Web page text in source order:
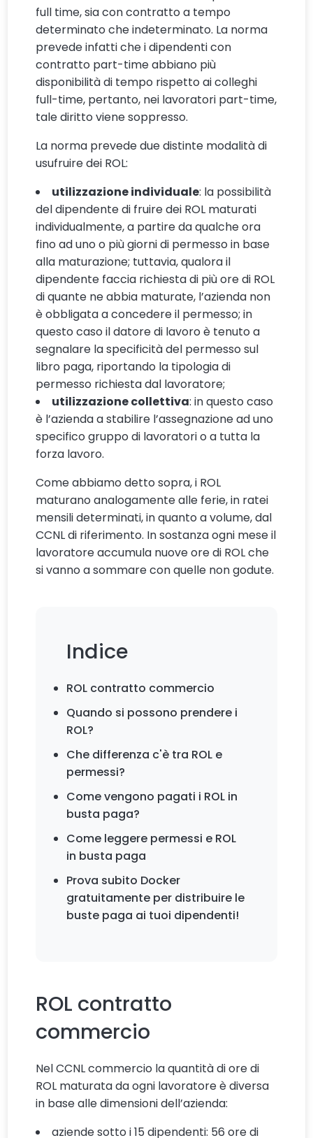
full time, sia con contratto a tempo
determinato che indeterminato. La norma
prevede infatti che i dipendenti con
contratto part-time abbiano più
disponibilità di tempo rispetto ai colleghi
full-time, pertanto, nei lavoratori part-time,
tale diritto viene soppresso.
La norma prevede due distinte modalità di
usufruire dei ROL:
utilizzazione individuale: la possibilità
del dipendente di fruire dei ROL maturati
individualmente, a partire da qualche ora
fino ad uno o più giorni di permesso in base
alla maturazione; tuttavia, qualora il
dipendente faccia richiesta di più ore di ROL
di quante ne abbia maturate, l’azienda non
è obbligata a concedere il permesso; in
questo caso il datore di lavoro è tenuto a
segnalare la specificità del permesso sul
libro paga, riportando la tipologia di
permesso richiesta dal lavoratore;
utilizzazione collettiva: in questo caso
è l’azienda a stabilire l’assegnazione ad uno
specifico gruppo di lavoratori o a tutta la
forza lavoro.
Come abbiamo detto sopra, i ROL
maturano analogamente alle ferie, in ratei
mensili determinati, in quanto a volume, dal
CCNL di riferimento. In sostanza ogni mese il
lavoratore accumula nuove ore di ROL che
si vanno a sommare con quelle non godute.
Indice
ROL contratto commercio
Quando si possono prendere i
ROL?
Che differenza c'è tra ROL e
permessi?
Come vengono pagati i ROL in
busta paga?
Come leggere permessi e ROL
in busta paga
Prova subito Docker
gratuitamente per distribuire le
buste paga ai tuoi dipendenti!
ROL contratto
commercio
Nel CCNL commercio la quantità di ore di
ROL maturata da ogni lavoratore è diversa
in base alle dimensioni dell’azienda:
aziende sotto i 15 dipendenti: 56 ore di